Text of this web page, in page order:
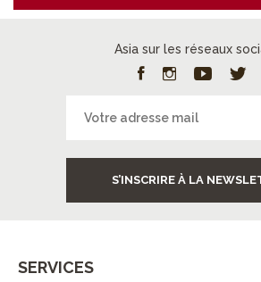
Asia sur les réseaux
S’INSCRIRE À LA
SERVICES